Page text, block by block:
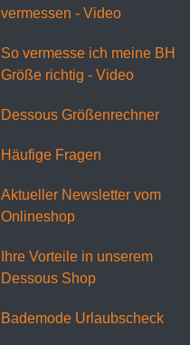
vermessen - Video
So vermesse ich meine BH
Größe richtig - Video
Dessous Größenrechner
Häufige Fragen
Aktueller Newsletter vom
Onlineshop
Ihre Vorteile in unserem
Dessous Shop
Bademode Urlaubscheck